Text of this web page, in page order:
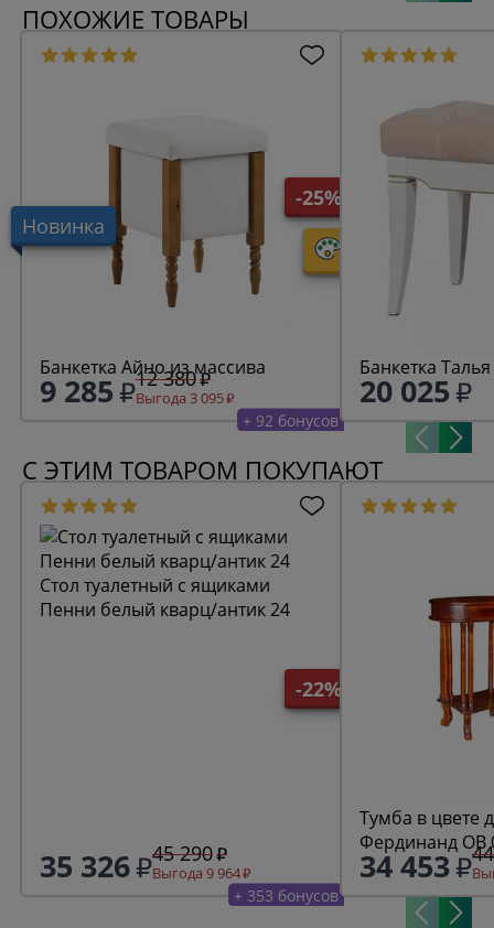
ПОХОЖИЕ ТОВАРЫ
Новинка
-25%
Банкетка Айно из массива
9 285 12 380
Выгода 3 095
+ 92 бонусов
20 025
С ЭТИМ ТОВАРОМ ПОКУПАЮТ
-22%
Стол туалетный с ящиками
Пенни белый кварц/антик 24
35 326 45 290
Выгода 9 964
+ 353 бонусов
Тумба в цвете
34 453